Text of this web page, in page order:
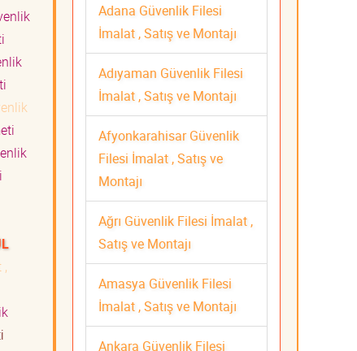
,
Adana Güvenlik Filesi
İmalat , Satış ve Montajı
Adıyaman Güvenlik Filesi
İmalat , Satış ve Montajı
Afyonkarahisar Güvenlik
Filesi İmalat , Satış ve
Montajı
Ağrı Güvenlik Filesi İmalat ,
Satış ve Montajı
Amasya Güvenlik Filesi
İmalat , Satış ve Montajı
Ankara Güvenlik Filesi